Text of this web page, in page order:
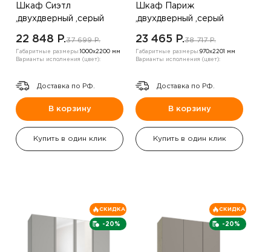
Шкаф Сиэтл
,двухдверный ,серый
22 848 P.37 699 P.
Габаритные размеры: 1000х2200 мм
Варианты исполнения (цвет):
Доставка по РФ.
В корзину
Купить в один клик
Шкаф Париж
,двухдверный ,серый
23 465 P.38 717 P.
Габаритные размеры:970х2201 мм
Варианты исполнения (цвет):
Доставка по РФ.
В корзину
Купить в один клик
-20%
СКИДКА
-20%
СКИДКА